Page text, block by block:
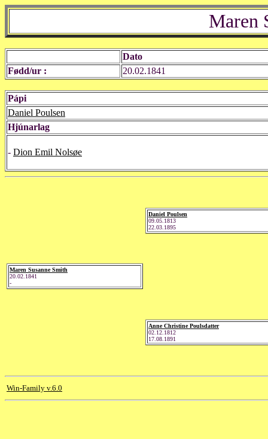
Maren
Dato
Fødd/ur :
20.02.1841
Pápi
Daniel Poulsen
Hjúnarlag
- Dion Emil Nolsøe
Maren Susanne Smith
20.02.1841
-
Daniel Poulsen
09.05.1813
22.03.1895
Anne Christine Poulsdatter
02.12.1812
17.08.1891
Win-Family v.6.0